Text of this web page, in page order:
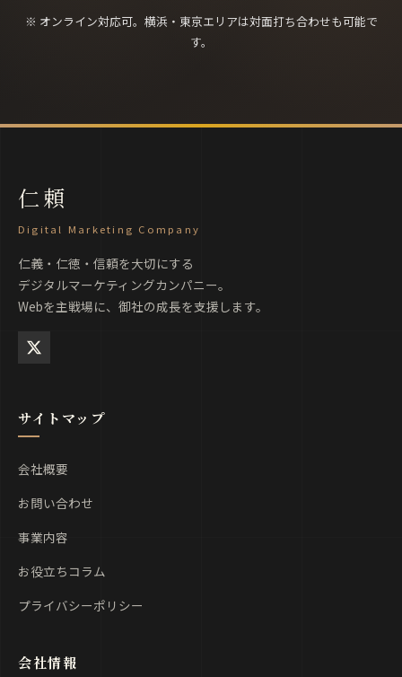
※ オンライン対応可。横浜・東京エリアは対面打ち合わせも可能で
す。
仁頼
Digital Marketing Company
仁義・仁徳・信頼を大切にする
デジタルマーケティングカンパニー。
Webを主戦場に、御社の成長を支援します。
サイトマップ
会社概要
お問い合わせ
事業内容
お役立ちコラム
プライバシーポリシー